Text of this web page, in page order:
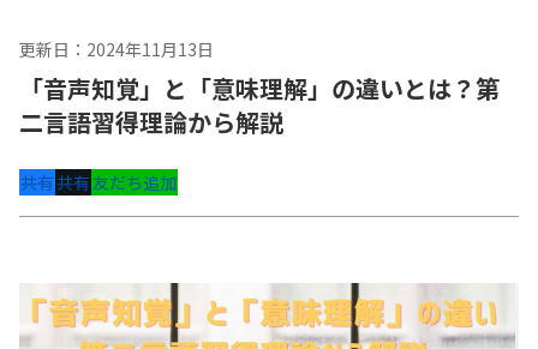
更新日：2024年11月13日
「音声知覚」と「意味理解」の違いとは？第
二言語習得理論から解説
共有共有友だち追加